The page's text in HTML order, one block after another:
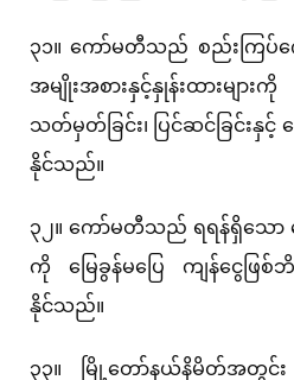
၃၁။ ကော်မတီသည် စည်းကြပ်က
အမျိုးအစားနှင့်နှုန်းထားမျ
သတ်မှတ်ခြင်း၊ ပြင်ဆင်ခြင်းနှင့်
နိုင်သည်။
၃၂။ ကော်မတီသည် ရရန်ရှိသော မြ
ကို မြေခွန်မပြေ ကျန်ငွေဖ
နိုင်သည်။
၃၃။ မြို့တော်နယ်နိမိတ်အတွင်